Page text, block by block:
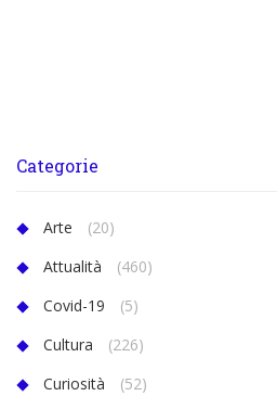
Categorie
Arte
(20)
Attualità
(460)
Covid-19
(5)
Cultura
(226)
Curiosità
(52)